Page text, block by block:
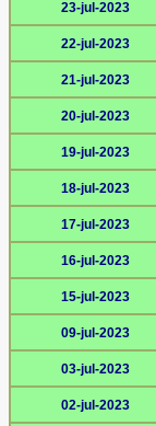
23-jul-2023
22-jul-2023
21-jul-2023
20-jul-2023
19-jul-2023
18-jul-2023
17-jul-2023
16-jul-2023
15-jul-2023
09-jul-2023
03-jul-2023
02-jul-2023